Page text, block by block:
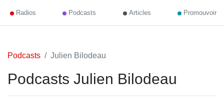
Radios Podcasts Articles Promouvoir
Podcasts Julien Bilodeau
Podcasts Julien Bilodeau